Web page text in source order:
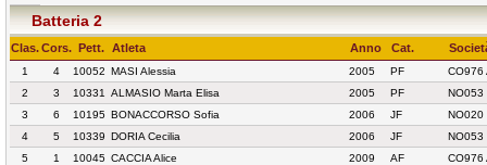
Batteria 2
Clas.Cors. Pett. Atleta Anno Cat.
1 4 10052 MASI Alessia 2005 PF
CO976
2
3 10331 ALMASIO Marta Elisa 2005 PF
NO053
3
6 10195 BONACCORSO Sofia 2006 JF
NO020
4
5 10339 DORIA Cecilia 2006 JF
NO053
5
1 10045 CACCIA Alice 2009 AF
CO976